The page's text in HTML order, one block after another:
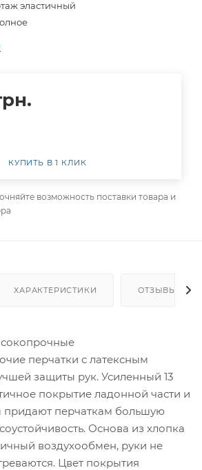
эластичный
КУПИТЬ В 1 КЛИК
возможность поставки товара и
ХАРАКТЕРИСТИКИ ОТЗЫВЫ
перчатки с латексным
защиты рук. Усиленный 13
покрытие ладонной части и
придают перчаткам большую
Основа из хлопка
воздухообмен, руки не
Цвет покрытия